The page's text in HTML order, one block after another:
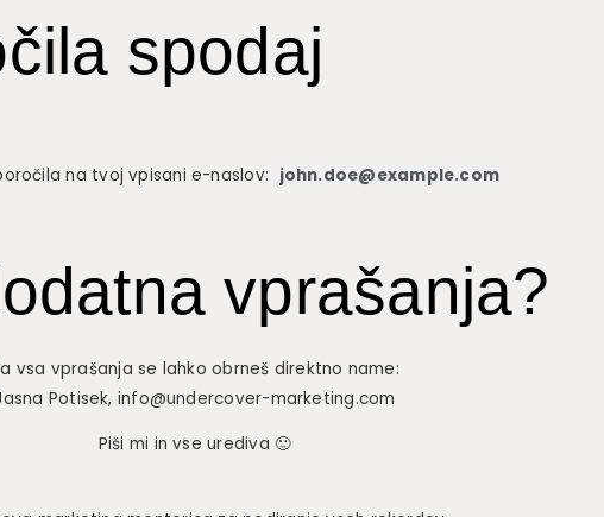
spodaj
na tvoj vpisani e-naslov: john.doe@example.com
vprašanja?
vsa vprašanja se lahko obrneš direktno name:
Potisek, info@undercover-marketing.com
Piši mi in vse urediva 🙂